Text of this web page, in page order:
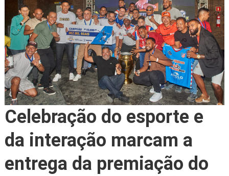
Celebração do esporte e
da interação marcam a
entrega da premiação do